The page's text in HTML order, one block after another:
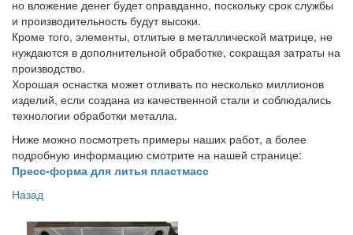
но вложение денег будет оправданно, поскольку срок службы
и производительность будут высоки.
Кроме того, элементы, отлитые в металлической матрице, не
нуждаются в дополнительной обработке, сокращая затраты на
производство.
Хорошая оснастка может отливать по несколько миллионов
изделий, если создана из качественной стали и соблюдались
технологии обработки металла.
Ниже можно посмотреть примеры наших работ, а более
подробную информацию смотрите на нашей странице:
Пресс-форма для литья пластмасс
Назад